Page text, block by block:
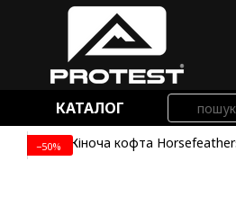
Перейти до основного контенту
КАТАЛОГ
−50%